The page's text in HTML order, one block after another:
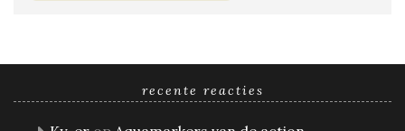
recente reacties